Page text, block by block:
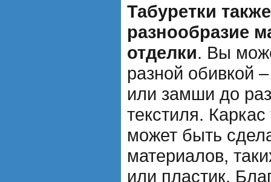
Табуретки
разнообразие
отделки. Вы
разной обивкой
или замши до
текстиля.
может быть
материалов,
или пластик.